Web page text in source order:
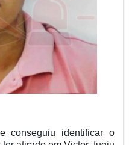
conseguiu identificar o